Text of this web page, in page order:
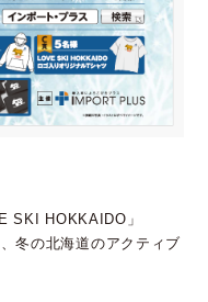
SKI HOKKAIDO」
冬の北海道のアクティブ